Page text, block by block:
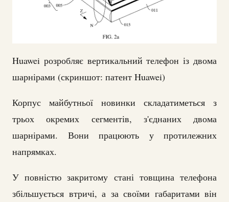
Huawei розробляє вертикальний телефон із двома
шарнірами (скриншот: патент Huawei)
Корпус майбутньої новинки складатиметься з
трьох окремих сегментів, з'єднаних двома
шарнірами. Вони працюють у протилежних
напрямках.
У повністю закритому стані товщина телефона
збільшується втричі, а за своїми габаритами він